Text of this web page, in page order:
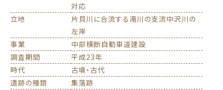
対応
立地
片貝川に合流する滝川の支流中沢川の
左岸
事業
中部横断自動車道建設
調査期間
平成23年
時代
古墳・古代
遺跡の種類
集落跡